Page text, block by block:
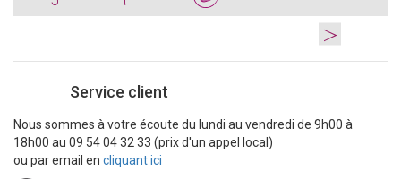
>
Service client
Nous sommes à votre écoute du lundi au vendredi de 9h00 à
18h00 au 09 54 04 32 33 (prix d'un appel local)
ou par email en cliquant ici